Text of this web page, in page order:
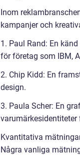
Inom
kampanjer och
1. Paul Rand: En
för företag som IBM,
2. Chip Kidd: En
design.
3. Paula Scher: En
Kvantitativa
Några vanliga